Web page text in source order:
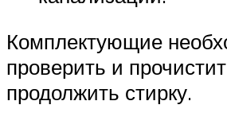
Комплектующие
проверить и
продолжить стирку.